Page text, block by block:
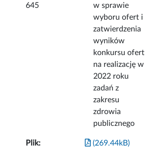
645
w sprawie
wyboru ofert i
zatwierdzenia
wyników
konkursu ofert
na realizację w
2022 roku
zadań z
zakresu
zdrowia
publicznego
Plik: (269.44kB)